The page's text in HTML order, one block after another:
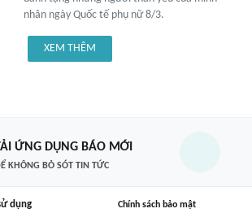
nhân ngày Quốc tế phụ nữ 8/3.
XEM THÊM
ỨNG DỤNG BÁO MỚI
KHÔNG BỎ SÓT TIN TỨC
dụng Chính sách bảo mật